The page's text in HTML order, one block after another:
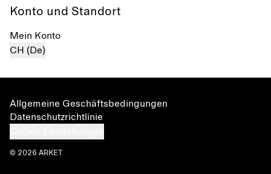
Konto und Standort
Mein Konto
CH (De)
Allgemeine Geschäftsbedingungen
Datenschutzrichtlinie
© 2026 ARKET